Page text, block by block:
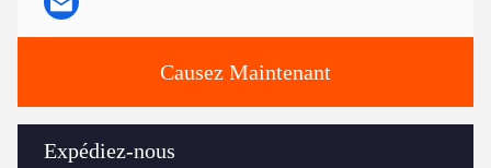
Causez Maintenant
Expédiez-nous